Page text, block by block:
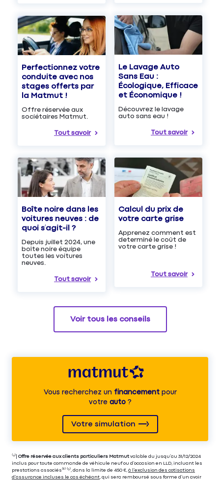
Perfectionnez votre
conduite avec nos
stages offerts par
la Matmut !
Offre réservée aux
sociétaires Matmut.
Tout savoir
Le Lavage Auto
Sans Eau :
Écologique, Efficace
et Économique !
Découvrez le lavage
auto sans eau !
Tout savoir
Boîte noire dans les
voitures neuves : de
quoi s’agit-il ?
Depuis juillet 2024, une
boîte noire équipe
toutes les voitures
neuves.
Tout savoir
Calcul du prix de
votre carte grise
Apprenez comment est
determiné le coût de
votre carte grise !
Tout savoir
Voir tous les conseils
Vous recherchez unfinancementpour
votre auto?
Votre simulation
⁽⁴⁾| Offre réservée aux clients particuliers Matmut valable du jusqu’au 31/12/2024
inclus pour toute commande de véhicule neuf ou d’occasion en LLD, incluant les
prestations associés⁽³⁾ ⁽⁵⁾, dans la limite de 450 €, à l’exclusion des cotisations
d’assurance incluses le cas échéant, qui sera remboursé sous forme d’un avoir